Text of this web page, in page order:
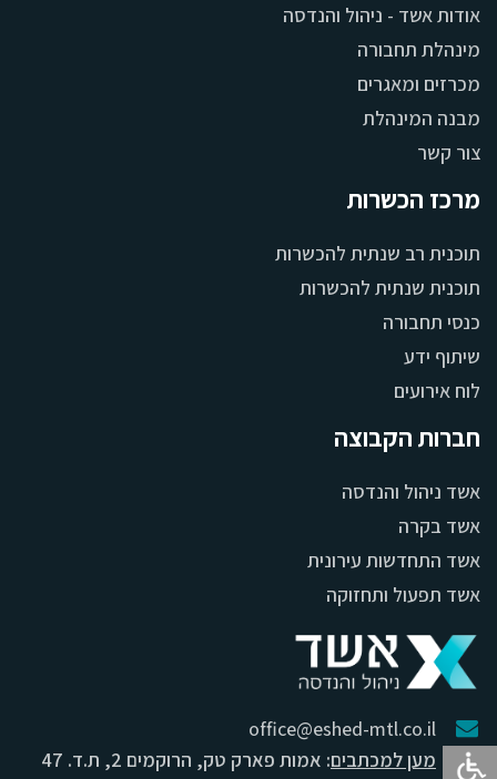
אודות אשד - ניהול והנדסה
מינהלת תחבורה
מכרזים ומאגרים
מבנה המינהלת
צור קשר
מרכז הכשרות
תוכנית רב שנתית להכשרות
תוכנית שנתית להכשרות
כנסי תחבורה
שיתוף ידע
לוח אירועים
חברות הקבוצה
אשד ניהול והנדסה
אשד בקרה
אשד התחדשות עירונית
אשד תפעול ותחזוקה
office@eshed-mtl.co.il
מען למכתבים
: אמות פארק טק, הרוקמים 2, ת.ד. 47